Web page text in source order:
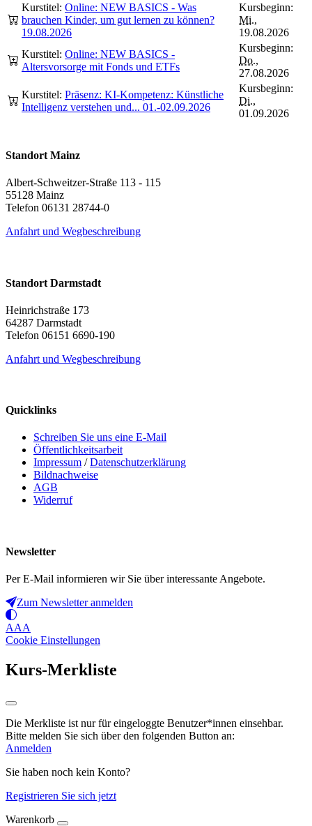
Kurstitel: Online: NEW BASICS - Was
brauchen Kinder, um gut lernen zu können?
19.08.2026
Kursbeginn:
Mi.,
19.08.2026
Kurstitel: Online: NEW BASICS -
Altersvorsorge mit Fonds und ETFs
Kursbeginn:
Do.,
27.08.2026
Kurstitel: Präsenz: KI-Kompetenz: Künstliche
Intelligenz verstehen und... 01.-02.09.2026
Kursbeginn:
Di.,
01.09.2026
Standort Mainz
Albert-Schweitzer-Straße 113 - 115
55128 Mainz
Telefon 06131 28744-0
Anfahrt und Wegbeschreibung
Standort Darmstadt
Heinrichstraße 173
64287 Darmstadt
Telefon 06151 6690-190
Anfahrt und Wegbeschreibung
Quicklinks
Schreiben Sie uns eine E-Mail
Öffentlichkeitsarbeit
Impressum /Datenschutzerklärung
Bildnachweise
AGB
Widerruf
Newsletter
Per E-Mail informieren wir Sie über interessante Angebote.
Zum Newsletter anmelden
AAA
Cookie Einstellungen
Kurs-Merkliste
Die Merkliste ist nur für eingeloggte Benutzer*innen einsehbar.
Bitte melden Sie sich über den folgenden Button an:
Anmelden
Sie haben noch kein Konto?
Registrieren Sie sich jetzt
Warenkorb